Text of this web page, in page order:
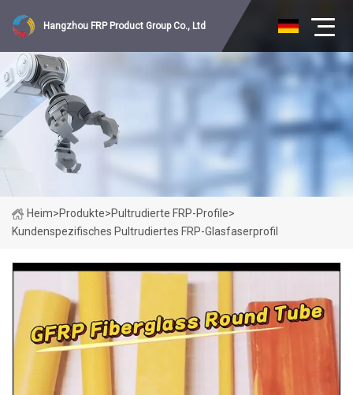
Hangzhou FRP Product Group Co., Ltd
Heim>Produkte>Pultrudierte FRP-Profile>
Kundenspezifisches Pultrudiertes FRP-Glasfaserprofil